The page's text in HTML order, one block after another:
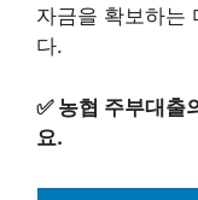
자금을 확보하는
다.
✅ 농협 주부대출
요.